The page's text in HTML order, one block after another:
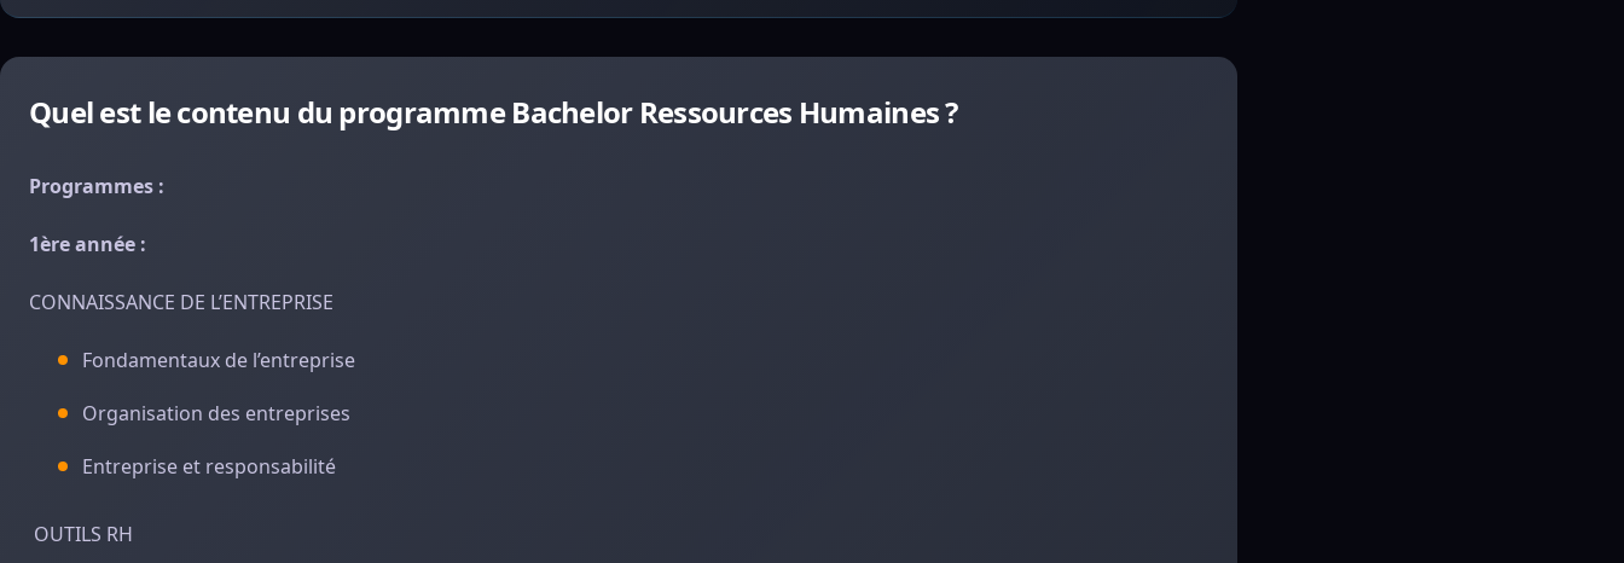
Quel est le contenu du programme Bachelor Ressources Humaines ?
Programmes :
1ère année :
CONNAISSANCE DE L’ENTREPRISE
Fondamentaux de l’entreprise
Organisation des entreprises
Entreprise et responsabilité
OUTILS RH